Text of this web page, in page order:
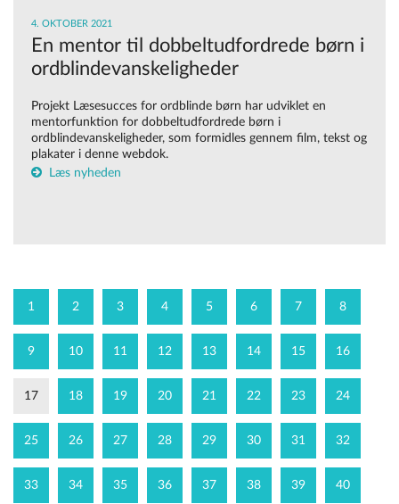
4. OKTOBER 2021
En mentor til dobbeltudfordrede børn i
ordblindevanskeligheder
Projekt Læsesucces for ordblinde børn har udviklet en
mentorfunktion for dobbeltudfordrede børn i
ordblindevanskeligheder, som formidles gennem film, tekst og
plakater i denne webdok.
Læs nyheden
1 2 3 4 5 6 7 8
9 10 11 12 13 14 15 16
17 18 19 20 21 22 23 24
25 26 27 28 29 30 31 32
33 34 35 36 37 38 39 40